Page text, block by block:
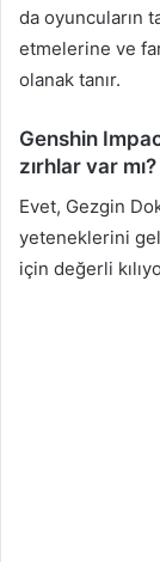
da oyuncuların
etmelerine ve
olanak tanır.
Genshin
zırhlar var mı?
Evet, Gezgin
yeteneklerini
için değerli